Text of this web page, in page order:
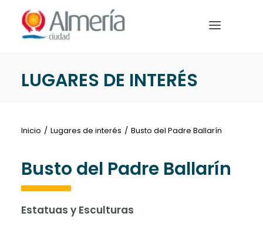
Nota:
este
accesibilidad.
NOTICIAS
LUGARES DE INTERÉS
Inicio Lugares de interés Busto del Padre Ballarín
Busto del Padre Ballarín
Estatuas y Esculturas